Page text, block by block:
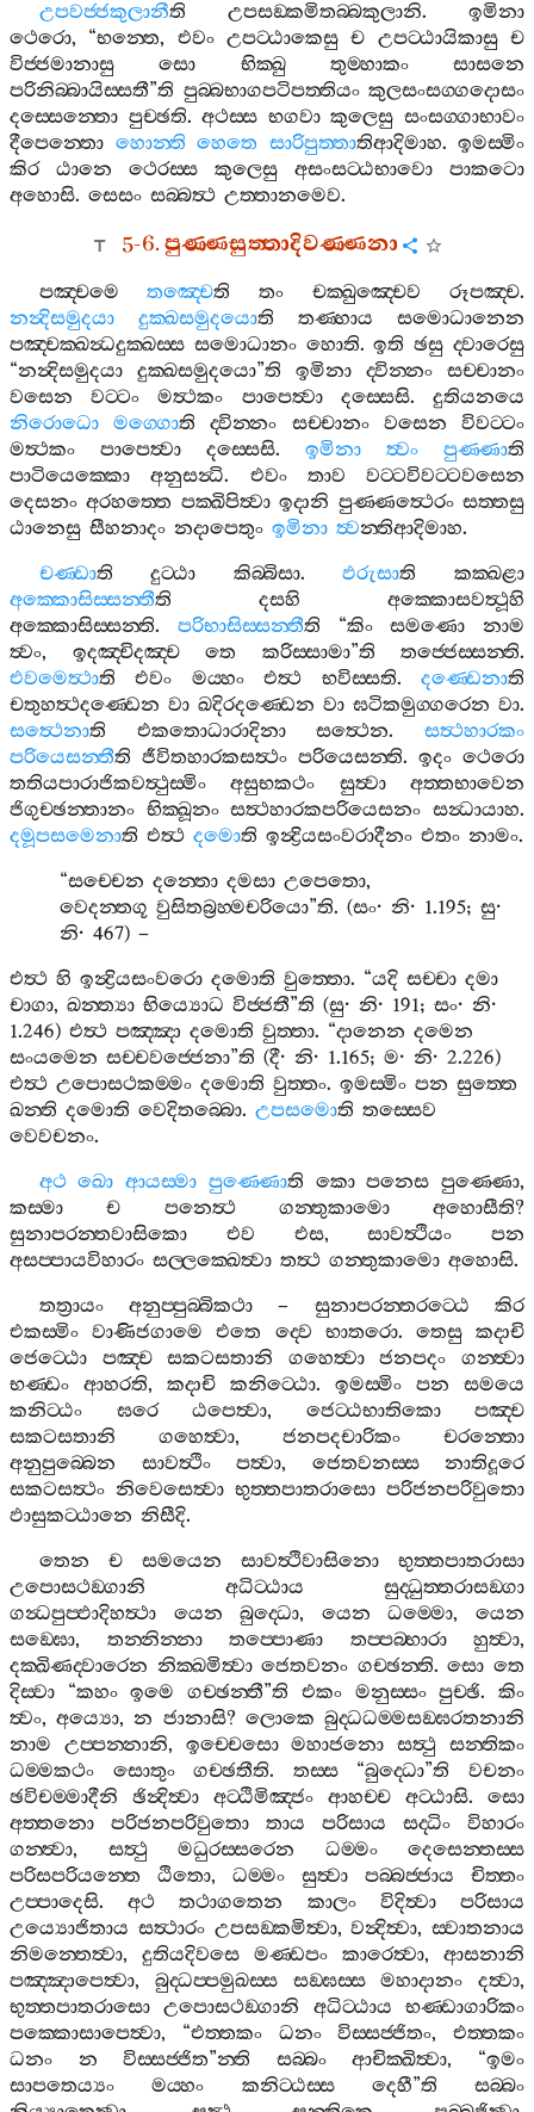
උපවජ‍්ජකුලානීති උපසඞ‍්කමිතබ‍්බකුලානි. ඉමිනා
ථෙරො, “භන‍්තෙ, එවං උපට‍්ඨාකෙසු ච උපට‍්ඨායිකාසු ච
විජ‍්ජමානාසු
සො භික‍්ඛු තුම‍්හාකං
සාසනෙ
පරිනිබ‍්බායිස‍්සතී”ති පුබ‍්බභාගපටිපත‍්තියං කුලසංසග‍්ගදොසං
දස‍්සෙන‍්තො පුච‍්ඡති.අථස‍්ස භගවා කුලෙසු සංසග‍්ගාභාවං
දීපෙන‍්තො හොන‍්ති හෙතෙ සාරිපුත‍්තාතිආදිමාහ. ඉමස‍්මිං
කිර
ඨානෙ ථෙරස‍්ස කුලෙසු අසංසට‍්ඨභාවො
පාකටො
අහොසි. සෙසං සබ‍්බත්‍ථ උත‍්තානමෙව.
5-6.පුණ‍්ණසුත‍්තාදිවණ‍්ණනා
පඤ‍්චමෙ තඤ‍්චෙති තං චක‍්ඛුඤ‍්චෙව රූපඤ‍්ච.
නන්‍දිසමුදයා
දුක‍්ඛසමුදයොති තණ‍්හාය
සමොධානෙන
පඤ‍්චක‍්ඛන්‍ධදුක‍්ඛස‍්ස සමොධානං හොති.ඉති ඡසු ද‍්වාරෙසු
“නන්‍දිසමුදයා දුක‍්ඛසමුදයො”ති ඉමිනා ද‍්වින‍්නං
සච‍්චානං
වසෙන
වට‍්ටං මත්‍ථකං පාපෙත්‍වා දස‍්සෙසි.දුතියනයෙ
නිරොධො
මග‍්ගොති ද‍්වින‍්නං සච‍්චානං වසෙන
විවට‍්ටං
මත්‍ථකං
පාපෙත්‍වා දස‍්සෙසි. ඉමිනා ත්‍වං පුණ‍්ණාති
පාටියෙක‍්කො
අනුසන්‍ධි. එවං තාව
වට‍්ටවිවට‍්ටවසෙන
දෙසනං අරහත‍්තෙ පක‍්ඛිපිත්‍වා ඉදානි පුණ‍්ණත්‍ථෙරං සත‍්තසු
ඨානෙසු සීහනාදං නදාපෙතුං ඉමිනා ත්‍වන‍්තිආදිමාහ.
චණ‍්ඩාති දුට‍්ඨා කිබ‍්බිසා.ඵරුසාති
කක‍්ඛළා
අක‍්කොසිස‍්සන‍්තීති දසහි
අක‍්කොසවත්‍ථූහි
අක‍්කොසිස‍්සන‍්ති. පරිභාසිස‍්සන‍්තීති “කිං සමණො
නාම
ත්‍වං, ඉදඤ‍්චිදඤ‍්ච තෙ කරිස‍්සාමා”ති තජ‍්ජෙස‍්සන‍්ති.
එවමෙත්‍ථාති එවං මය‍්හං එත්‍ථ භවිස‍්සති.දණ‍්ඩෙනාති
චතුහත්‍ථදණ‍්ඩෙන වා ඛදිරදණ‍්ඩෙන වා ඝටිකමුග‍්ගරෙන වා.
සත්‍ථෙනාති එකතොධාරාදිනා සත්‍ථෙන.සත්‍ථහාරකං
පරියෙසන‍්තීති ජීවිතහාරකසත්‍ථං පරියෙසන‍්ති. ඉදං ථෙරො
තතියපාරාජිකවත්‍ථුස‍්මිං
අසුභකථං සුත්‍වා
අත‍්තභාවෙන
ජිගුච‍්ඡන‍්තානං භික‍්ඛූනං සත්‍ථහාරකපරියෙසනං සන්‍ධායාහ.
දමූපසමෙනාති එත්‍ථ දමොති ඉන්‍ද්‍රියසංවරාදීනං එතං නාමං.
“සච‍්චෙන දන‍්තො දමසා උපෙතො,
වෙදන‍්තගූ වුසිතබ්‍රහ‍්මචරියො”ති. (සං·නි· 1.195;සු·
නි· 467) –
එත්‍ථ හි ඉන්‍ද්‍රියසංවරො දමොති වුත‍්තො. “යදි සච‍්චා දමා
චාගා, ඛන‍්ත්‍යා භිය්‍යොධ විජ‍්ජතී”ති (සු· නි· 191; සං· නි·
1.246) එත්‍ථ පඤ‍්ඤා දමොති වුත‍්තා. “දානෙන දමෙන
සංයමෙන සච‍්චවජ‍්ජෙනා”ති (දී· නි· 1.165; ම· නි· 2.226)
එත්‍ථ උපොසථකම‍්මං දමොති වුත‍්තං. ඉමස‍්මිං පන සුත‍්තෙ
ඛන‍්ති දමොති වෙදිතබ‍්බො. උපසමොති තස‍්සෙව
වෙවචනං.
අථ ඛො ආයස‍්මා පුණ‍්ණොති කො පනෙස පුණ‍්ණො,
කස‍්මා
ච පනෙත්‍ථ ගන‍්තුකාමො අහොසීති?
සුනාපරන‍්තවාසිකො
එව එස,සාවත්‍ථියං
පන
අසප‍්පායවිහාරං සල‍්ලක‍්ඛෙත්‍වා තත්‍ථ ගන‍්තුකාමො අහොසි.
තත්‍රායං
අනුප‍්පුබ‍්බිකථා– සුනාපරන‍්තරට‍්ඨෙ
කිර
එකස‍්මිං වාණිජගාමෙ එතෙ ද‍්වෙ භාතරො. තෙසු කදාචි
ජෙට‍්ඨො
පඤ‍්ච සකටසතානි ගහෙත්‍වා ජනපදං
ගන‍්ත්‍වා
භණ‍්ඩං
ආහරති, කදාචි කනිට‍්ඨො. ඉමස‍්මිං පන
සමයෙ
කනිට‍්ඨං
ඝරෙ ඨපෙත්‍වා, ජෙට‍්ඨභාතිකො
පඤ‍්ච
සකටසතානි
ගහෙත්‍වා, ජනපදචාරිකං
චරන‍්තො
අනුපුබ‍්බෙන
සාවත්‍ථිං පත්‍වා, ජෙතවනස‍්ස
නාතිදූරෙ
සකටසත්‍ථං නිවෙසෙත්‍වා භුත‍්තපාතරාසො පරිජනපරිවුතො
ඵාසුකට‍්ඨානෙ නිසීදි.
තෙන
ච සමයෙන සාවත්‍ථිවාසිනො
භුත‍්තපාතරාසා
උපොසථඞ‍්ගානි
අධිට‍්ඨාය
සුද‍්ධුත‍්තරාසඞ‍්ගා
ගන්‍ධපුප‍්ඵාදිහත්‍ථා
යෙන බුද‍්ධො, යෙන ධම‍්මො,යෙන
සඞ‍්ඝො, තන‍්නින‍්නා තප‍්පොණා තප‍්පබ‍්භාරා හුත්‍වා,
දක‍්ඛිණද‍්වාරෙන නික‍්ඛමිත්‍වා ජෙතවනං ගච‍්ඡන‍්ති.සො තෙ
දිස‍්වා “කහං ඉමෙ ගච‍්ඡන‍්තී”ති එකං මනුස‍්සං පුච‍්ඡි.කිං
ත්‍වං,අය්‍යො,න ජානාසි? ලොකෙ බුද‍්ධධම‍්මසඞ‍්ඝරතනානි
නාම
උප‍්පන‍්නානි, ඉච‍්චෙසො මහාජනො සත්‍ථු සන‍්තිකං
ධම‍්මකථං
සොතුං ගච‍්ඡතීති. තස‍්ස“බුද‍්ධො”ති
වචනං
ඡවිචම‍්මාදීනි
ඡින්‍දිත්‍වා අට‍්ඨිමිඤ‍්ජං ආහච‍්ච අට‍්ඨාසි. සො
අත‍්තනො
පරිජනපරිවුතො තාය පරිසාය සද‍්ධිං
විහාරං
ගන‍්ත්‍වා, සත්‍ථු මධුරස‍්සරෙන ධම‍්මං
දෙසෙන‍්තස‍්ස
පරිසපරියන‍්තෙ
ඨිතො, ධම‍්මං සුත්‍වා පබ‍්බජ‍්ජාය
චිත‍්තං
උප‍්පාදෙසි.අථ තථාගතෙන කාලං විදිත්‍වා
පරිසාය
උය්‍යොජිතාය සත්‍ථාරං උපසඞ‍්කමිත්‍වා,වන්‍දිත්‍වා, ස‍්වාතනාය
නිමන‍්තෙත්‍වා, දුතියදිවසෙ මණ‍්ඩපං කාරෙත්‍වා, ආසනානි
පඤ‍්ඤාපෙත්‍වා, බුද‍්ධප‍්පමුඛස‍්ස සඞ‍්ඝස‍්ස මහාදානං දත්‍වා,
භුත‍්තපාතරාසො උපොසථඞ‍්ගානි අධිට‍්ඨාය
භණ‍්ඩාගාරිකං
පක‍්කොසාපෙත්‍වා, “එත‍්තකං ධනං විස‍්සජ‍්ජිතං, එත‍්තකං
ධනං
න විස‍්සජ‍්ජිත”න‍්ති සබ‍්බං ආචික‍්ඛිත්‍වා, “ඉමං
සාපතෙය්‍යං
මය‍්හං කනිට‍්ඨස‍්ස දෙහී”ති
සබ‍්බං